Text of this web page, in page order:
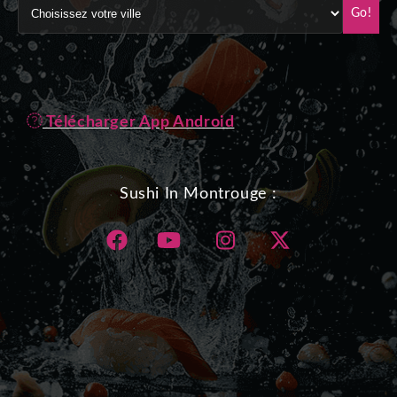
Go!
Télécharger App Android
Sushi In Montrouge :